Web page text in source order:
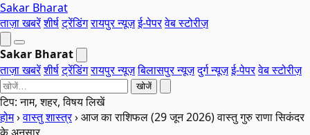
Sakar Bharat
ताज़ा खबरेंशीर्षट्रेंडिंगरायपुर न्यूज़ई-पेपरवेब स्टोरीज़
Sakar Bharat
ताज़ा खबरेंशीर्षट्रेंडिंगरायपुर न्यूज़बिलासपुर न्यूज़दुर्ग न्यूज़ई-पेपरवेब स्टोरीज़
खोजें
टिप: नाम, शहर, विषय लिखें
होम›वास्तु शास्त्र›आज का राशिफल (29 जून 2026) वास्तु गुरु राणा सिकंदर